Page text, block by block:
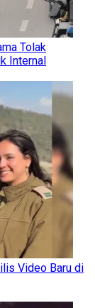
Tolak
Internal
Video Baru di